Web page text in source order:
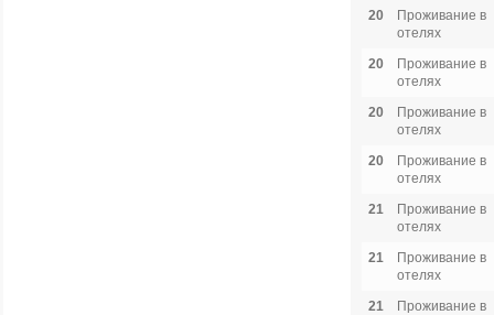
20
Проживание в
отелях
20
Проживание в
отелях
20
Проживание в
отелях
20
Проживание в
отелях
21
Проживание в
отелях
21
Проживание в
отелях
21
Проживание в